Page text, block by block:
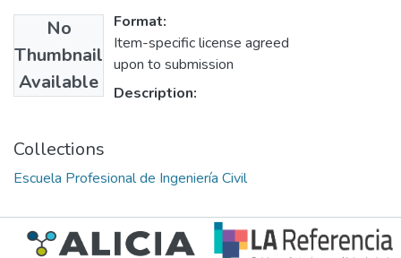
No
Thumbnail
Available
Format:
Item-specific license agreed
upon to submission
Description:
Collections
Escuela Profesional de Ingeniería Civil